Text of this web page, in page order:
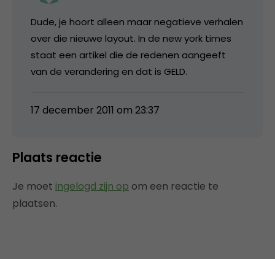
Dude, je hoort alleen maar negatieve verhalen
over die nieuwe layout. In de new york times
staat een artikel die de redenen aangeeft
van de verandering en dat is GELD.
17 december 2011 om 23:37
Plaats reactie
Je moet ingelogd zijn op om een reactie te
plaatsen.